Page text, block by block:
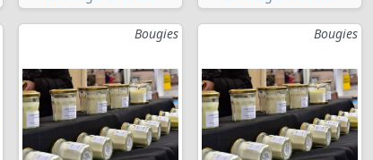
Bougies Bougies